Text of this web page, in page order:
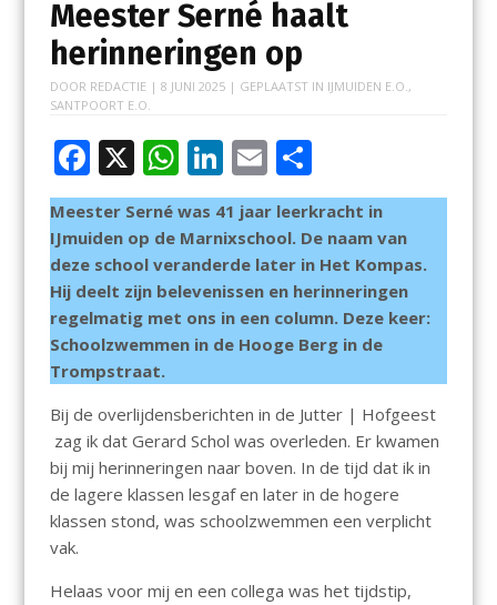
Meester Serné haalt
herinneringen op
DOOR REDACTIE | 8 JUNI 2025| GEPLAATST IN IJMUIDEN E.O. ,
SANTPOORT E.O.
F
ac
e
b
o
o
k
X W
h
at
s
A
p
Li
n
k
e
dI
n
E
m
ai
l
D
el
e
n
Meester Serné was 41 jaar leerkracht in
IJmuiden op de Marnixschool. De naam van
deze school veranderde later in Het Kompas.
Hij deelt zijn belevenissen en herinneringen
regelmatig met ons in een column. Deze keer:
Schoolzwemmen in de Hooge Berg in de
Trompstraat.
Bij de overlijdensberichten in de Jutter | Hofgeest
zag ik dat Gerard Schol was overleden. Er kwamen
bij mij herinneringen naar boven. In de tijd dat ik in
de lagere klassen lesgaf en later in de hogere
klassen stond, was schoolzwemmen een verplicht
vak.
Helaas voor mij en een collega was het tijdstip,